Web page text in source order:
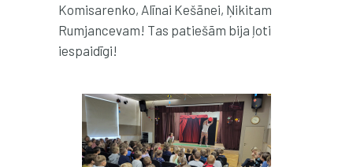
Komisarenko, Alīnai Kešānei, Ņikitam
Rumjancevam! Tas patiešām bija ļoti
iespaidīgi!